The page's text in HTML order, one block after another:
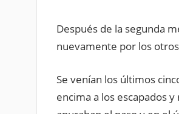
Después de la segunda
nuevamente por los
Se venían los últimos
encima a los escapados